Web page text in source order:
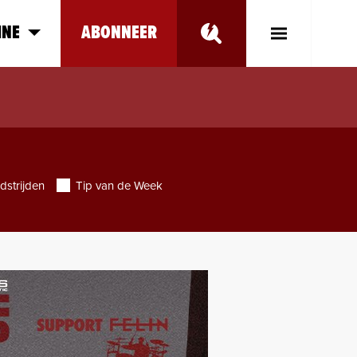
ABONNEER
Toggle
Tip van de Week